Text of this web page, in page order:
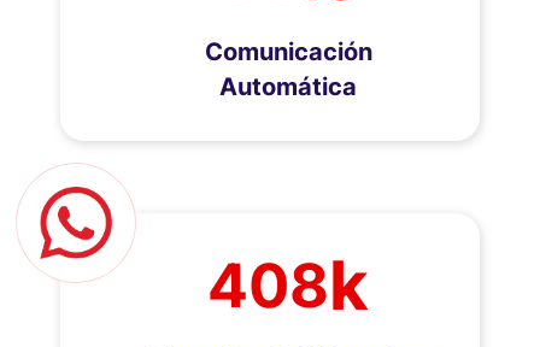
Comunicación
Automática
408k